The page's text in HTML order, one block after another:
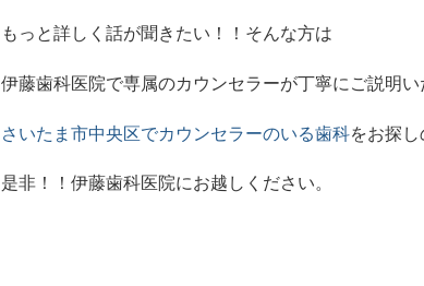
もっと詳しく話が聞きたい！！そんな方は
伊藤歯科医院で専属のカウンセラーが丁寧にご説明い
さいたま市中央区でカウンセラーのいる歯科をお探し
是非！！伊藤歯科医院にお越しください。